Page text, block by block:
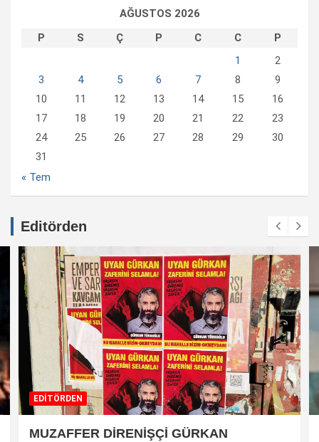
AĞUSTOS 2026
P
S Ç P C C
P
1
2
3
4 5 6 7 8
9
10
11 12 13 14 15
16
17
18 19 20 21 22
23
24
25 26 27 28 29
30
31
« Tem
Editörden
EDİTÖRDEN
MUZAFFER DİRENİŞÇİ GÜRKAN